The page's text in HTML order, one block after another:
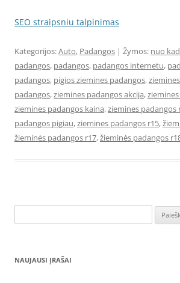
SEO straipsniu talpinimas
Kategorijos:Auto, Padangos | Žymos: nuo
padangos, padangos, padangos internetu,
padangos, pigios ziemines padangos,
padangos,ziemines padangos akcija,
ziemines padangos kaina,ziemines padangos
padangos pigiau,ziemines padangos r15,
žieminės padangos r17,žieminės padangos
NAUJAUSI ĮRAŠAI